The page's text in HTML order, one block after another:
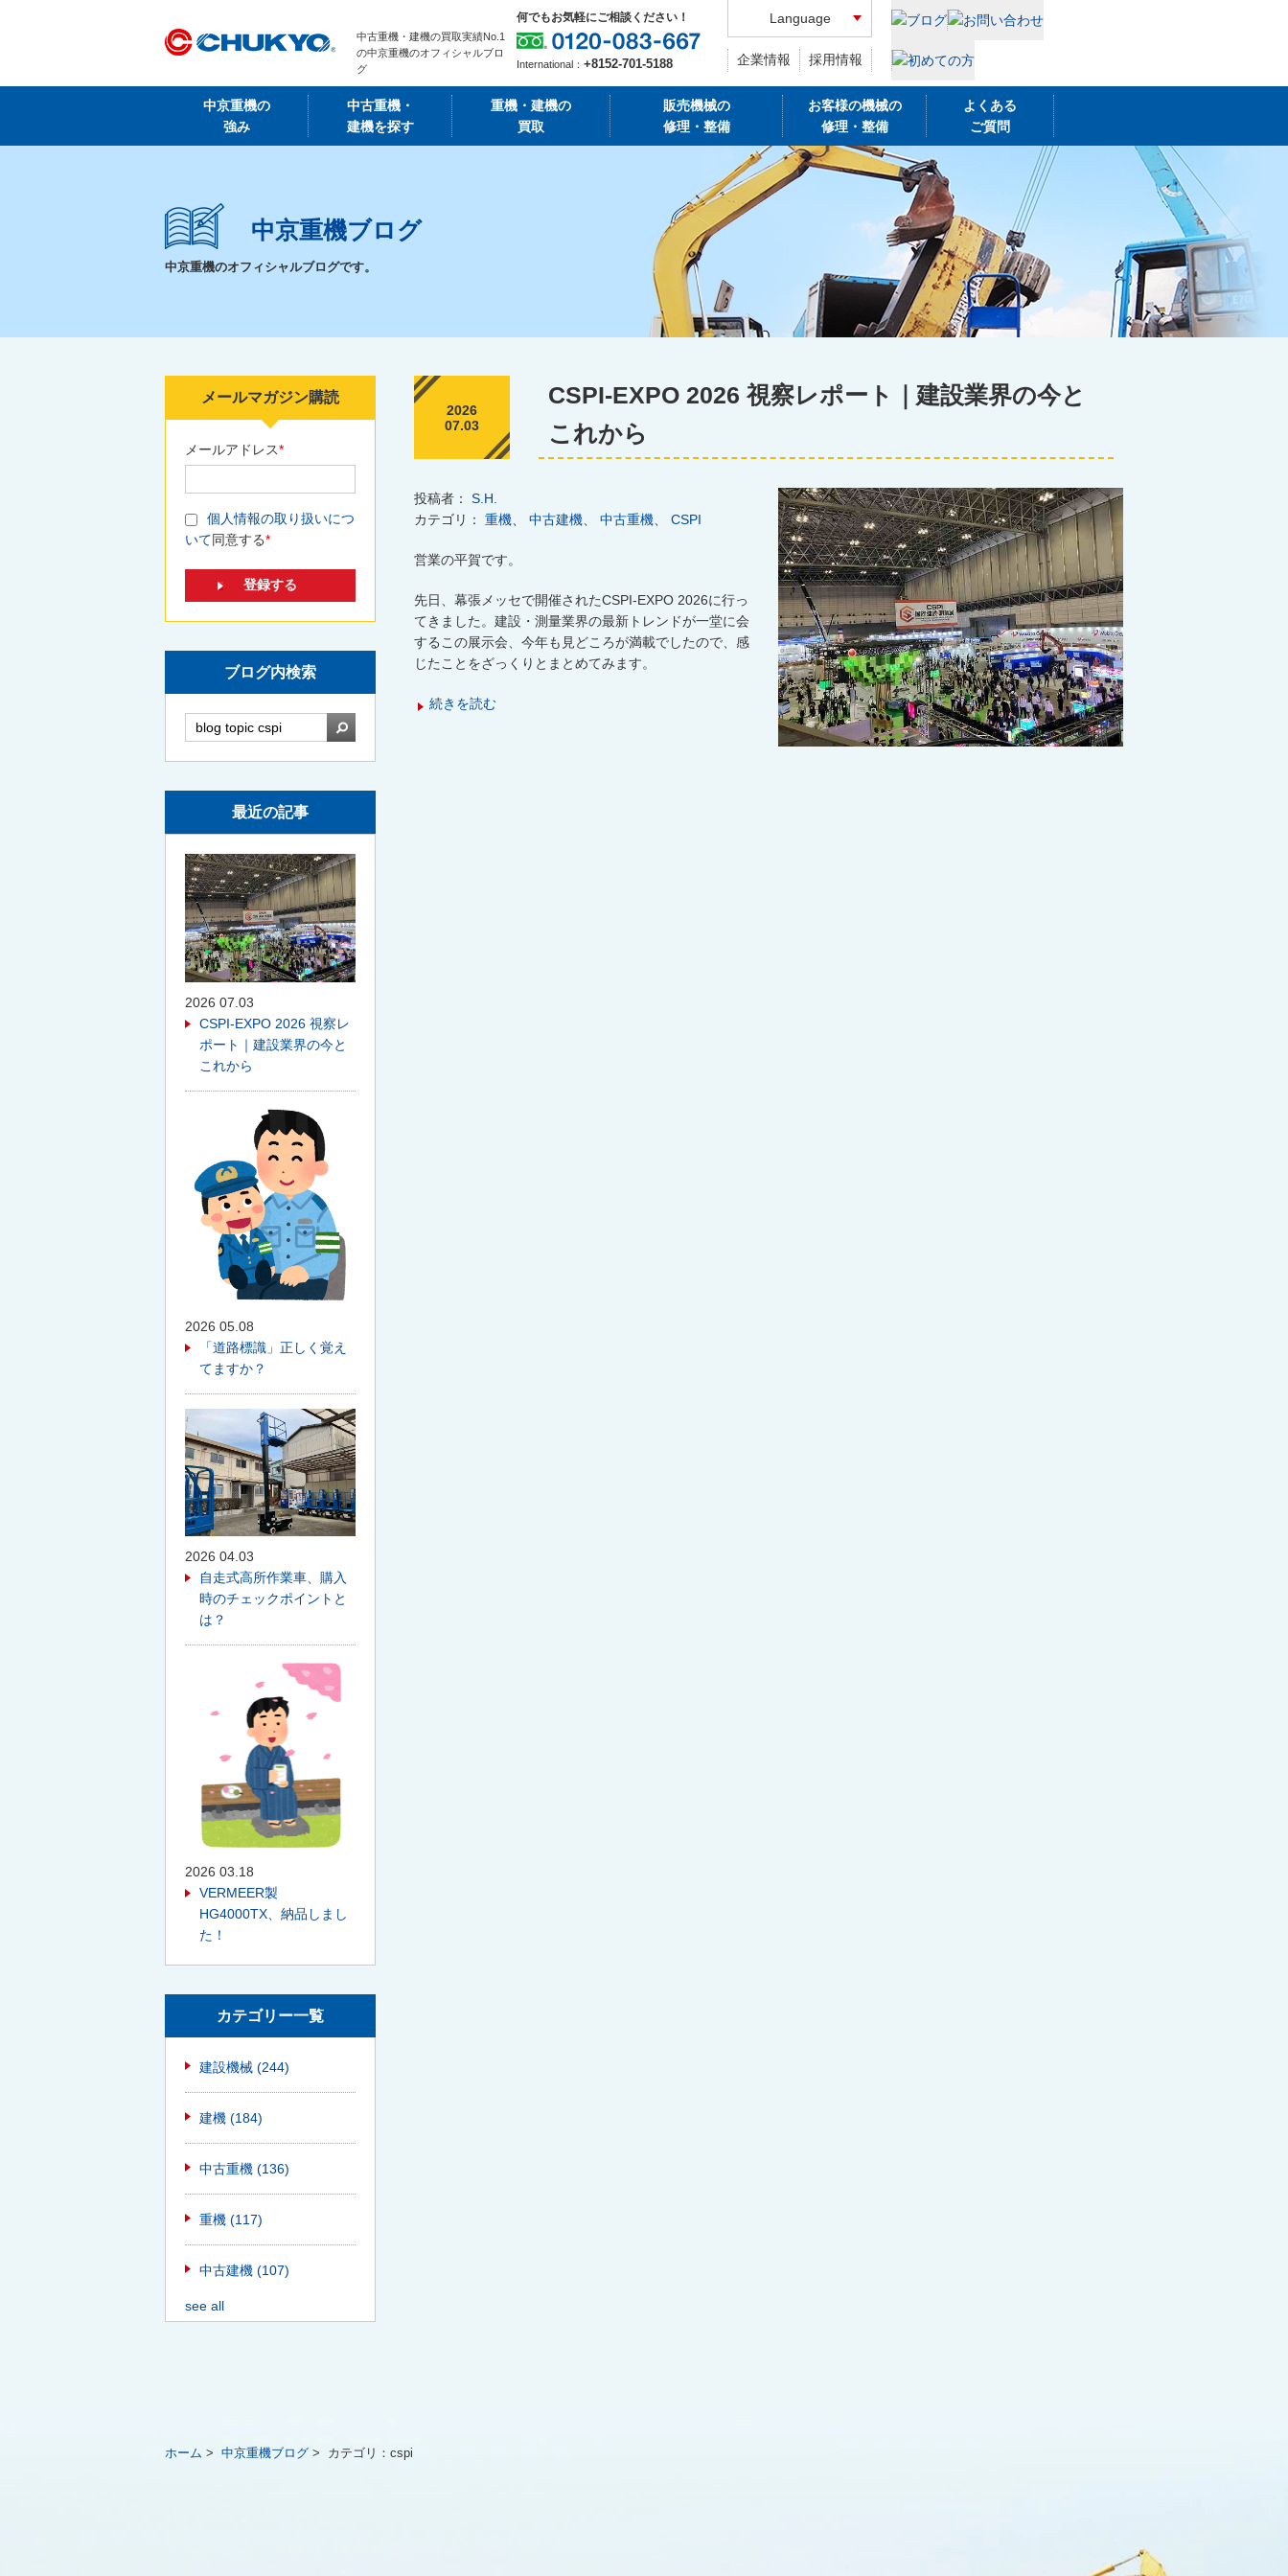
中古重機・建機の買取実績No.1
の中京重機のオフィシャルブロ
グ
何でもお気軽にご相談ください！
International： +8152-701-5188
Language
企業情報 採用情報
中京重機の
強み
中古重機・
建機を探す
重機・建機の
買取
販売機械の
修理・整備
お客様の機械の
修理・整備
よくある
ご質問
中京重機ブログ
中京重機のオフィシャルブログです。
2026
07.03
CSPI-EXPO 2026 視察レポート｜建設業界の今と
これから
投稿者： S.H.
カテゴリ： 重機 中古建機 中古重機 CSPI
営業の平賀です。
先日、幕張メッセで開催されたCSPI-EXPO 2026に行っ
てきました。建設・測量業界の最新トレンドが一堂に会
するこの展示会、今年も見どころが満載でしたので、感
じたことをざっくりとまとめてみます。
続きを読む
メールマガジン購読
メールアドレス*
個人情報の取り扱いにつ
いて同意する*
ブログ内検索
検索
最近の記事
2026 07.03
CSPI-EXPO 2026 視察レ
ポート｜建設業界の今と
これから
2026 05.08
「道路標識」正しく覚え
てますか？
2026 04.03
自走式高所作業車、購入
時のチェックポイントと
は？
2026 03.18
VERMEER製
HG4000TX、納品しまし
た！
カテゴリー一覧
建設機械 (244)
建機 (184)
中古重機 (136)
重機 (117)
中古建機 (107)
see all
ホーム > 中京重機ブログ > カテゴリ： cspi